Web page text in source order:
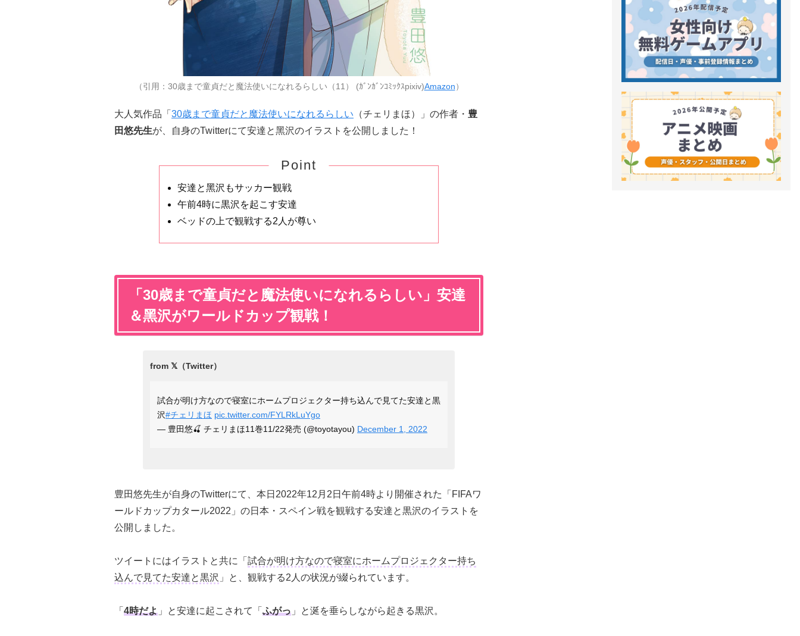
（引用：30歳まで童貞だと魔法使いになれるらしい（11） (ｶﾞﾝｶﾞﾝｺﾐｯｸｽpixiv)Amazon）
大人気作品「 30歳まで童貞だと魔法使いになれるらしい （チェリまほ）」の作者・ 豊
田悠先生が、自身のTwitterにて安達と⿊沢のイラストを公開しました！
Point
安達と⿊沢もサッカー観戦
午前4時に黒沢を起こす安達
ベッドの上で観戦する2人が尊い
「30歳まで童貞だと魔法使いになれるらしい」安達
＆⿊沢がワールドカップ観戦！
試合が明け方なので寝室にホームプロジェクター持ち込んで見てた安達と黒
沢#チェリまほ pic.twitter.com/FYLRkLuYgo
— 豊田悠🍒 チェリまほ11巻11/22発売 (@toyotayou) December 1, 2022
豊田悠先生が自身のTwitterにて、本日2022年12月2日午前4時より開催された「FIFAワ
ールドカップカタール2022」の日本・スペイン戦を観戦する安達と黒沢のイラストを
公開しました。
ツイートにはイラストと共に「 試合が明け方なので寝室にホームプロジェクター持ち
込んで見てた安達と黒沢 」と、観戦する2人の状況が綴られています。
「 4時だよ 」と安達に起こされて「 ふがっ 」と涎を垂らしながら起きる黒沢。